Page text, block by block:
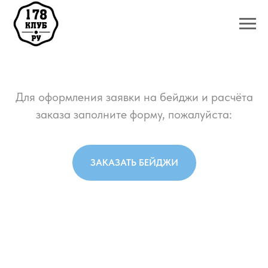
Для оформления заявки на бейджи и расчёта
заказа заполните форму, пожалуйста:
ЗАКАЗАТЬ БЕЙДЖИ